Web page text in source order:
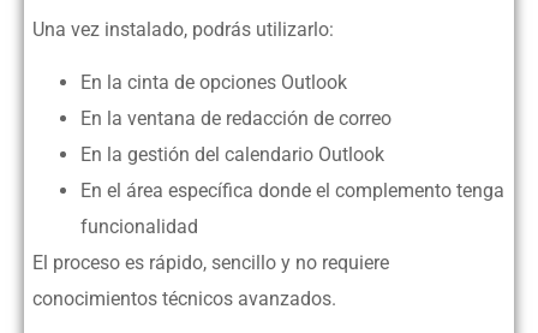
Una vez instalado, podrás utilizarlo:
En la cinta de opciones Outlook
En la ventana de redacción de correo
En la gestión del calendario Outlook
En el área específica donde el complemento tenga
funcionalidad
El proceso es rápido, sencillo y no requiere
conocimientos técnicos avanzados.